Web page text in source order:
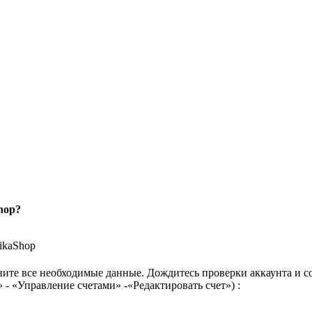
все необходимые данные. Дождитесь проверки аккаунта и
«Управление счетами» -«Редактировать счет») :